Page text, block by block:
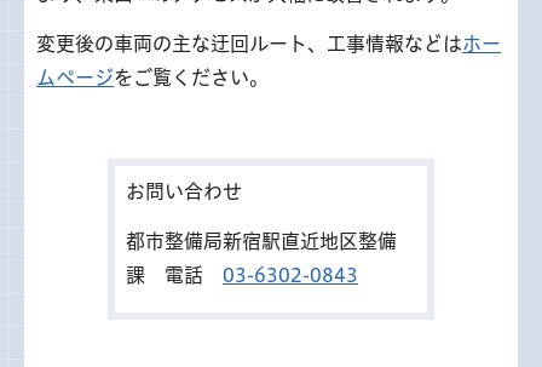
変更後の車両の主な迂回ルート、工事情報などはホー
ムページをご覧ください。
お問い合わせ
都市整備局新宿駅直近地区整備
課 電話 03-6302-0843